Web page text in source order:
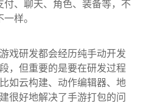
付、聊天、角色、装备等，不
样。
戏研发都会经历纯手动开发
，但重要的是要在研发过程
如云构建、动作编辑器、地
很好地解决了手游打包的问